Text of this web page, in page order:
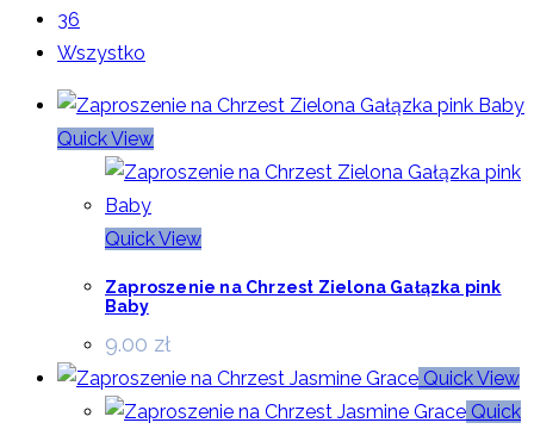
36
Wszystko
Quick View
Quick View
Zaproszenie na Chrzest Zielona Gałązka pink
Baby
9.00 zł
Quick View
Quick